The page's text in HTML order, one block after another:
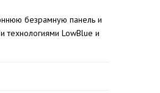
безрамную панель и
технологиями LowBlue и